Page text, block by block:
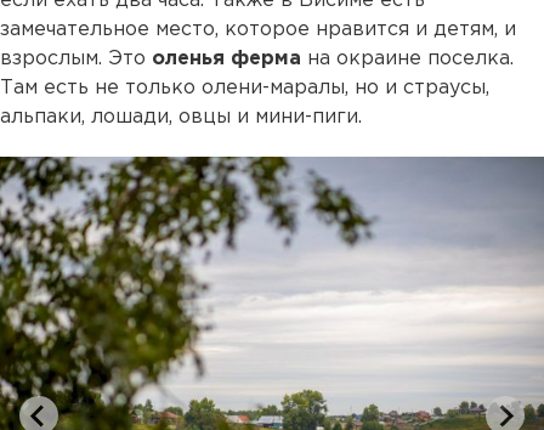
замечательное место, которое нравится и детям, и
взрослым. Это оленья ферма на окраине поселка.
Там есть не только олени-маралы, но и страусы,
альпаки, лошади, овцы и мини-пиги.